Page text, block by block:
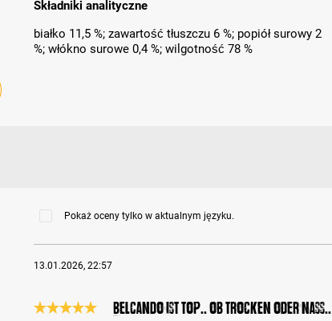
Składniki analityczne
białko 11,5 %; zawartość tłuszczu 6 %; popiół surowy 2
%; włókno surowe 0,4 %; wilgotność 78 %
Pokaż oceny tylko w aktualnym języku.
13.01.2026, 22:57
Belcando ist top.. ob trocken oder nass..